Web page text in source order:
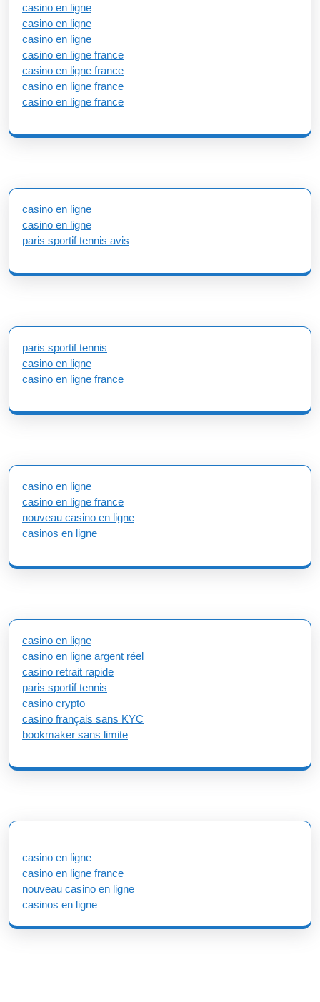
casino en ligne
casino en ligne
casino en ligne
casino en ligne france
casino en ligne france
casino en ligne france
casino en ligne france
casino en ligne
casino en ligne
paris sportif tennis avis
paris sportif tennis
casino en ligne
casino en ligne france
casino en ligne
casino en ligne france
nouveau casino en ligne
casinos en ligne
casino en ligne
casino en ligne argent réel
casino retrait rapide
paris sportif tennis
casino crypto
casino français sans KYC
bookmaker sans limite
casino en ligne
casino en ligne france
nouveau casino en ligne
casinos en ligne